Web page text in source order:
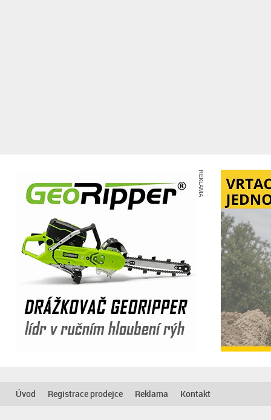
REKLAMA
Úvod Registrace prodejce Reklama Kontakt